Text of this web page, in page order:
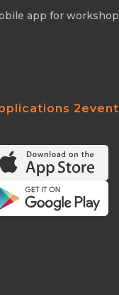
app for workshop
2event